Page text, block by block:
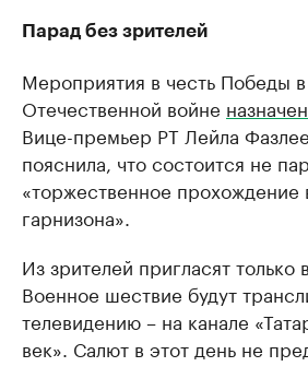
Парад без зрителей
Мероприятия в честь Победы
Отечественной войне
Вице-премьер РТ Лейла
пояснила, что состоится не
«торжественное прохождение
гарнизона».
Из зрителей пригласят только
Военное шествие будут
телевидению – на канале
век». Салют в этот день не